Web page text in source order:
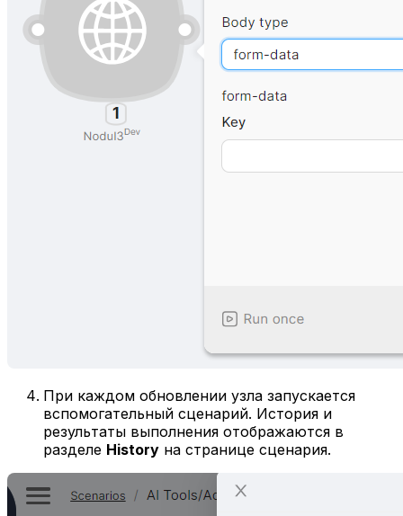
При каждом обновлении узла запускается
вспомогательный сценарий. История и
результаты выполнения отображаются в
разделе History на странице сценария.